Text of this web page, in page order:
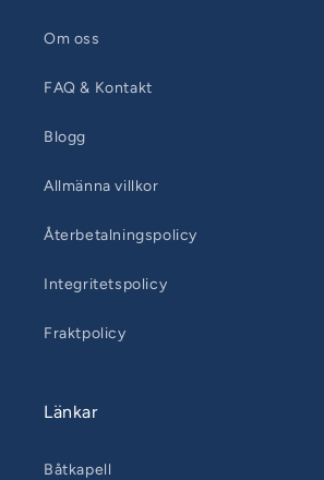
Om oss
FAQ & Kontakt
Blogg
Allmänna villkor
Återbetalningspolicy
Integritetspolicy
Fraktpolicy
Länkar
Båtkapell